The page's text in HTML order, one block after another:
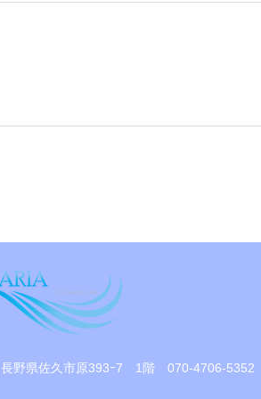
長野県佐久市原393ｰ7 1階 070-4706-5352